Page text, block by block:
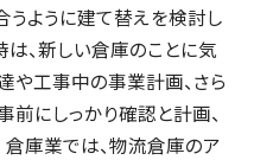
うように建て替えを検討し
は、新しい倉庫のことに気
や工事中の事業計画、さら
前にしっかり確認と計画、
倉庫業では、物流倉庫のア